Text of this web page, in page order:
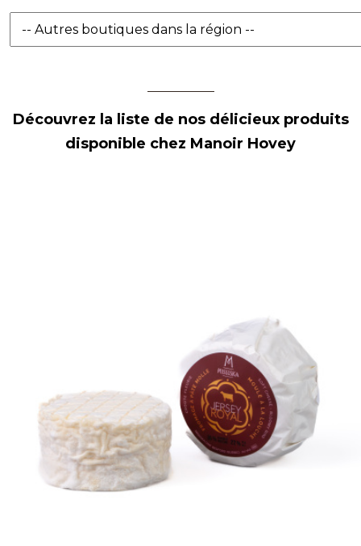
Découvrez la liste de nos délicieux produits
disponible chez Manoir Hovey